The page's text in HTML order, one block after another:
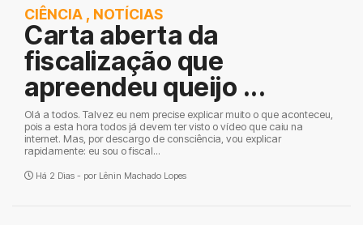
CIÊNCIA , NOTÍCIAS
Carta aberta da
fiscalização que
apreendeu queijo ...
Olá a todos. Talvez eu nem precise explicar muito o que aconteceu,
pois a esta hora todos já devem ter visto o vídeo que caiu na
internet. Mas, por descargo de consciência, vou explicar
rapidamente: eu sou o fiscal...
Há 2 Dias - por Lênin Machado Lopes